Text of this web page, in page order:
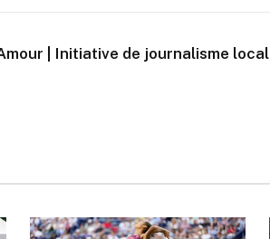
| Initiative de journalisme local